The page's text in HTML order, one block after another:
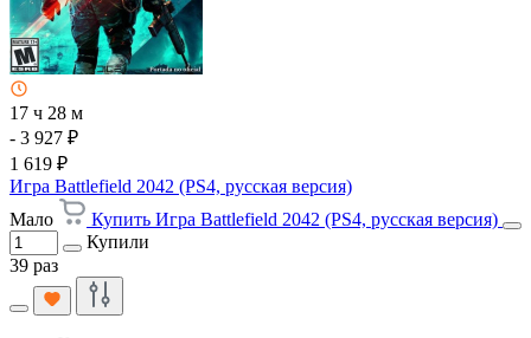
17 ч 28 м
- 3 927 ₽
1 619 ₽
Игра Battlefield 2042 (PS4, русская версия)
Мало
Купить Игра Battlefield 2042 (PS4, русская версия)
Купили
39 раз